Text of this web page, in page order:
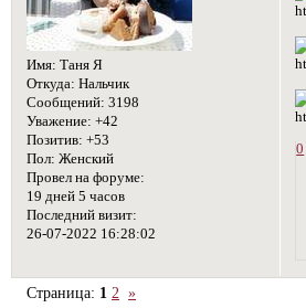
Имя: Таня Я
Откуда: Нальчик
Сообщений: 3198
Уважение: +42
Позитив: +53
Пол: Женский
Провел на форуме:
19 дней 5 часов
Последний визит:
26-07-2022 16:28:02
0
Страница: 1 2 »